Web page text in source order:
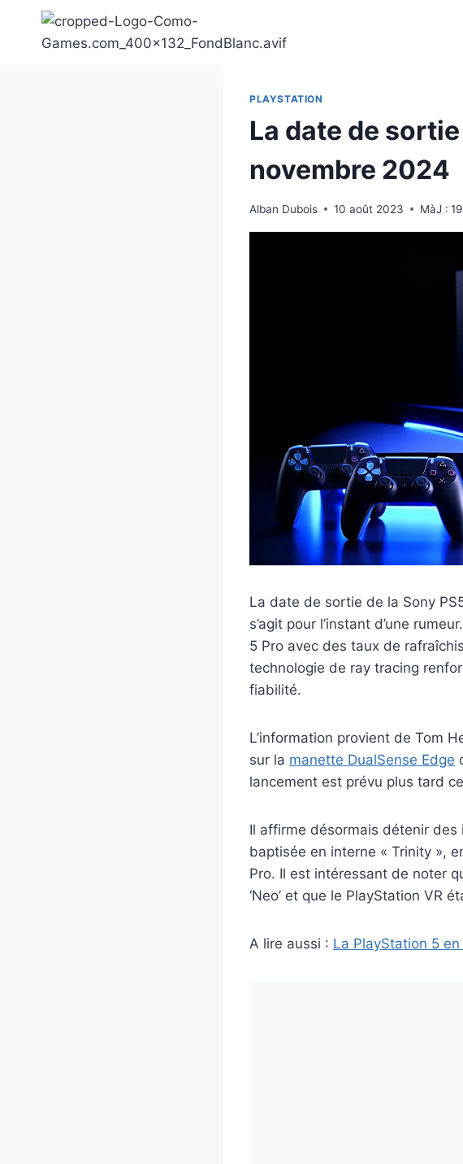
contenu
PLAYSTATION
La date de
novembre 2024
Alban Dubois 10 août 2023 MàJ :
La date de sortie de la Sony
s’agit pour l’instant d’une
5 Pro avec des taux de
technologie de ray tracing
fiabilité.
L’information provient de Tom
sur la manette DualSense Edge
lancement est prévu plus tard
Il affirme désormais détenir
baptisée en interne « Trinity »,
Pro. Il est intéressant de noter
‘Neo’ et que le PlayStation VR
A lire aussi : La PlayStation 5